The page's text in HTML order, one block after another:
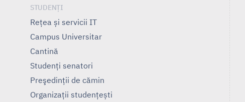
STUDENȚI
Rețea și servicii IT
Campus Universitar
Cantină
Studenți senatori
Preşedinţii de cămin
Organizații studențești